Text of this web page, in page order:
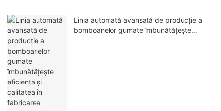
Linia automată avansată de producție a
bomboanelor gumate îmbunătățește